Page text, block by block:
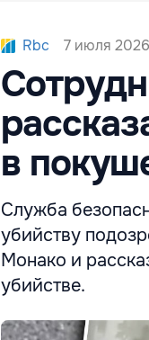
Rbc 7 июля
в
Служба
убийству
Монако и
убийстве.